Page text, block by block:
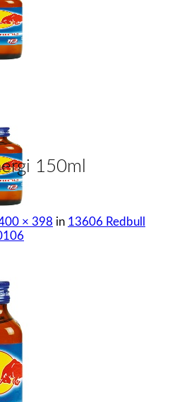
150ml
× 398 in 13606 Redbull